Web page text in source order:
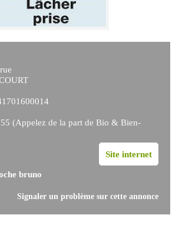
(Appelez de la part de Bio & Bien-
Site internet
bruno
Signaler un problème sur cette annonce